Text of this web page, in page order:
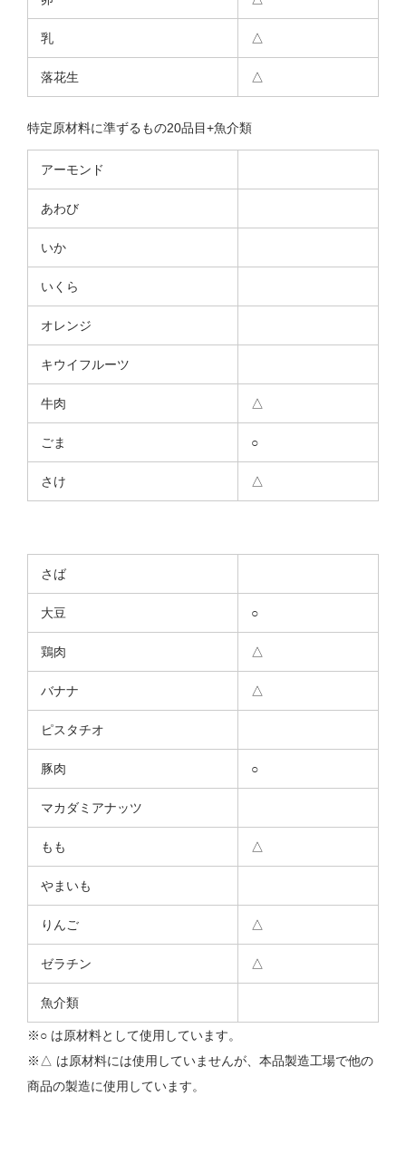
乳 △
落花生 △
特定原材料に準ずるもの20品目+魚介類
アーモンド
あわび
いか
いくら
オレンジ
キウイフルーツ
牛肉 △
ごま ○
さけ △
さば
大豆 ○
鶏肉 △
バナナ △
ピスタチオ
豚肉 ○
マカダミアナッツ
もも △
やまいも
りんご △
ゼラチン △
魚介類
※○ は原材料として使用しています。
※△ は原材料には使用していませんが、本品製造工場で他の
商品の製造に使用しています。